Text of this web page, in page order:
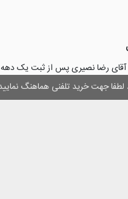
لطفا جهت خرید تلفنی هماهنگ
رضا نصیری پس از ثبت یک دهه
تندیس کار آفرینان برتر، برآن